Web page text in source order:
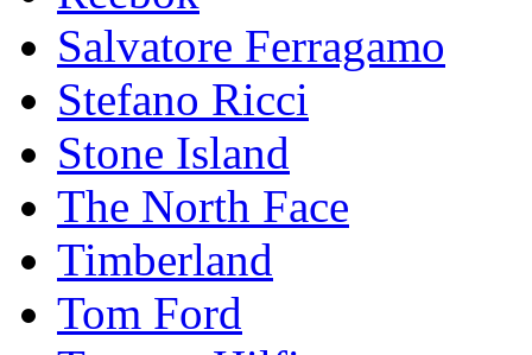
Salvatore Ferragamo
Stefano Ricci
Stоnе Islаnd
The North Face
Timberland
Tom Ford